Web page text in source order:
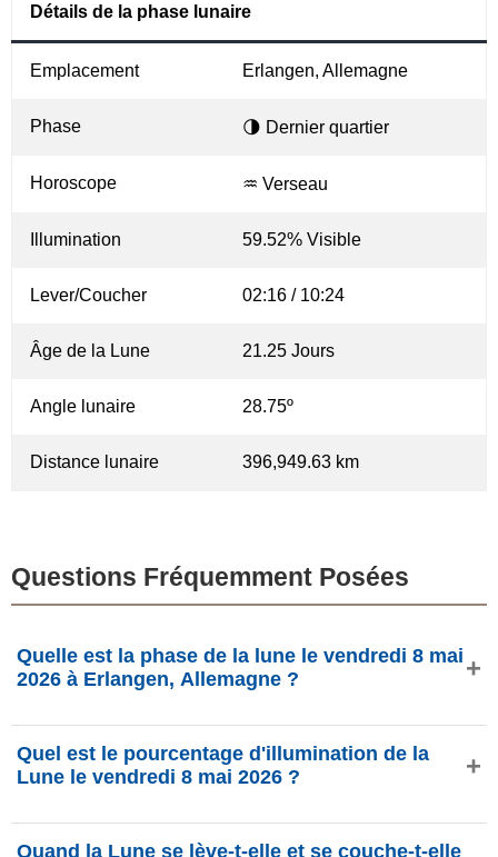
Détails de la phase lunaire
Emplacement Erlangen, Allemagne
Phase 🌗 Dernier quartier
Horoscope ♒ Verseau
Illumination 59.52% Visible
Lever/Coucher 02:16 / 10:24
Âge de la Lune 21.25 Jours
Angle lunaire 28.75º
Distance lunaire 396,949.63 km
Questions Fréquemment Posées
Quelle est la phase de la lune le vendredi 8 mai
2026 à Erlangen, Allemagne ?
est dans la phase Dernier quartier avec 59.52%
d'illumination, elle a 21.25 jours et se situe dans la
phasesmoon.com.
Quel est le pourcentage d'illumination de la
Lune le vendredi 8 mai 2026 ?
Quand la Lune se lève-t-elle et se couche-t-elle